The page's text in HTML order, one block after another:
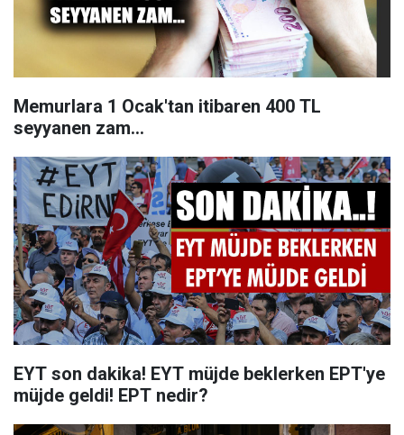
Memurlara 1 Ocak'tan itibaren 400 TL
seyyanen zam...
EYT son dakika! EYT müjde beklerken EPT'ye
müjde geldi! EPT nedir?